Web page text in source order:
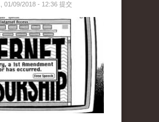
01/09/2018 - 12:36 提交